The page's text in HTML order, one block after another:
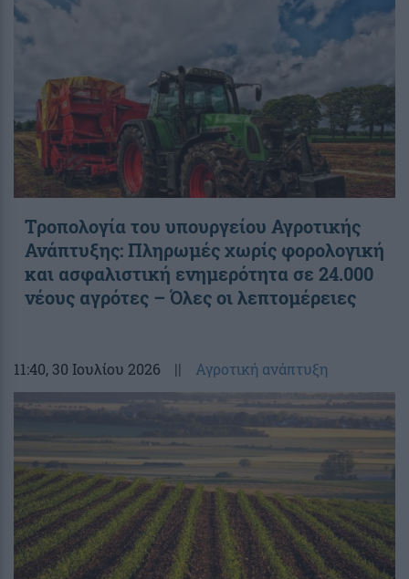
Τροπολογία του υπουργείου Αγροτικής
Ανάπτυξης: Πληρωμές χωρίς φορολογική
και ασφαλιστική ενημερότητα σε 24.000
νέους αγρότες – Όλες οι λεπτομέρειες
11:40, 30 Ιουλίου 2026 || Αγροτική ανάπτυξη